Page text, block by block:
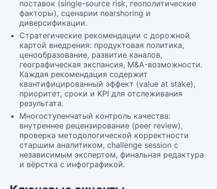
поставок (single-source risk, геополитические
факторы), сценарии nearshoring и
диверсификации.
Стратегические рекомендации с дорожной
картой внедрения: продуктовая политика,
ценообразование, развитие каналов,
географическая экспансия, M&A-возможности.
Каждая рекомендация содержит
квантифицированный эффект (value at stake),
приоритет, сроки и KPI для отслеживания
результата.
Многоступенчатый контроль качества:
внутреннее рецензирование (peer review),
проверка методологической корректности
старшим аналитиком, challenge session с
независимым экспертом, финальная редактура
и вёрстка с инфографикой.